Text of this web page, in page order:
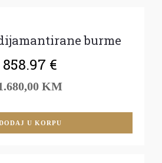
burme
858.97 €
KM
U KORPU